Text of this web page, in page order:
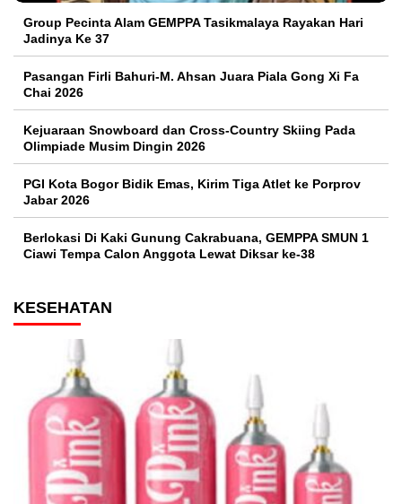
Group Pecinta Alam GEMPPA Tasikmalaya Rayakan Hari
Jadinya Ke 37
Pasangan Firli Bahuri-M. Ahsan Juara Piala Gong Xi Fa
Chai 2026
Kejuaraan Snowboard dan Cross-Country Skiing Pada
Olimpiade Musim Dingin 2026
PGI Kota Bogor Bidik Emas, Kirim Tiga Atlet ke Porprov
Jabar 2026
Berlokasi Di Kaki Gunung Cakrabuana, GEMPPA SMUN 1
Ciawi Tempa Calon Anggota Lewat Diksar ke-38
KESEHATAN